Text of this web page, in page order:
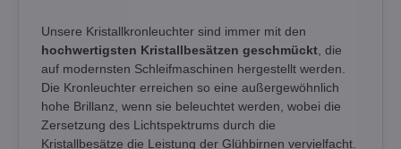
Unsere Kristallkronleuchter sind immer mit den
hochwertigsten Kristallbesätzen geschmückt , die
auf modernsten Schleifmaschinen hergestellt werden.
Die Kronleuchter erreichen so eine außergewöhnlich
hohe Brillanz, wenn sie beleuchtet werden, wobei die
Zersetzung des Lichtspektrums durch die
Kristallbesätze die Leistung der Glühbirnen vervielfacht.